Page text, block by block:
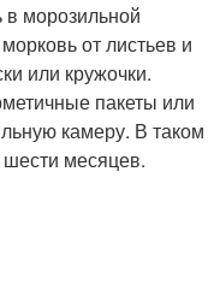
морозильной
от листьев и
или кружочки.
пакеты или
камеру. В таком
месяцев.